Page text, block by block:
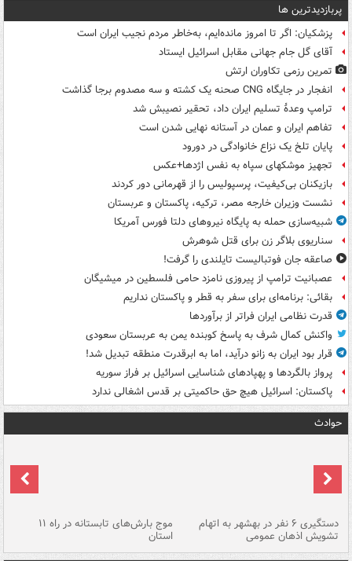
پربازدیدترین ها
پزشکیان: اگر تا امروز مانده‌ایم، به‌خاطر مردم نجیب ایران است
آقای گل جام جهانی مقابل اسرائیل ایستاد
تمرین رزمی تکاوران ارتش
انفجار در جایگاه CNG صحنه یک کشته و سه مصدوم برجا گذاشت
ترامپ وعدۀ تسلیم ایران داد، تحقیر نصیبش شد
تفاهم ایران و عمان در آستانه نهایی شدن است
پایان تلخ یک نزاع خانوادگی در دورود
تجهیز موشکهای سپاه به نفس اژدها+عکس
بازیکنان بی‌کیفیت، پرسپولیس را از قهرمانی دور کردند
نشست وزیران خارجه مصر، ترکیه، پاکستان و عربستان
شبیه‌سازی حمله به پایگاه نیروهای دلتا فورس آمریکا
سناریوی بلاگر زن برای قتل شوهرش
صاعقه جان فوتبالیست تایلندی را گرفت!
عصبانیت ترامپ از پیروزی نامزد حامی فلسطین در میشیگان
بقائی: برنامه‌ای برای سفر به قطر و پاکستان نداریم
قدرت نظامی ایران فراتر از برآوردها
واکنش کمال شرف به پاسخ کوبنده یمن به عربستان سعودی
قرار بود ایران به زانو درآید، اما به ابرقدرت منطقه تبدیل شد!
پرواز بالگردها و پهپادهای شناسایی اسرائیل بر فراز سوریه
پاکستان: اسرائیل هیچ حق حاکمیتی بر قدس اشغالی ندارد
حوادث
دستگیری ۶ نفر در بهشهر به اتهام
تشویش اذهان عمومی
موج بارش‌های تابستانه در راه ۱۱
استان